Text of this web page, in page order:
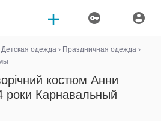
Детская одежда › Праздничная одежда ›
костюм Анни
роки Карнавальный